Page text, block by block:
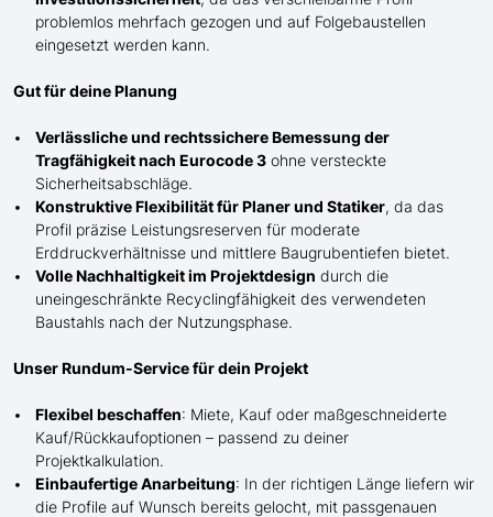
problemlos mehrfach gezogen und auf Folgebaustellen
eingesetzt werden kann.
Gut für deine Planung
Verlässliche und rechtssichere Bemessung der
Tragfähigkeit nach Eurocode 3 ohne versteckte
Sicherheitsabschläge.
Konstruktive Flexibilität für Planer und Statiker, da das
Profil präzise Leistungsreserven für moderate
Erddruckverhältnisse und mittlere Baugrubentiefen bietet.
Volle Nachhaltigkeit im Projektdesign durch die
uneingeschränkte Recyclingfähigkeit des verwendeten
Baustahls nach der Nutzungsphase.
Unser Rundum-Service für dein Projekt
Flexibel beschaffen: Miete, Kauf oder maßgeschneiderte
Kauf/Rückkaufoptionen – passend zu deiner
Projektkalkulation.
Einbaufertige Anarbeitung: In der richtigen Länge liefern wir
die Profile auf Wunsch bereits gelocht, mit passgenauen